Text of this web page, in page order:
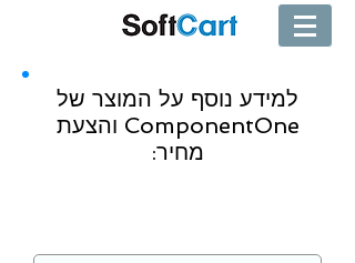
למידע נוסף על המוצר של
ComponentOne והצעת
מחיר: